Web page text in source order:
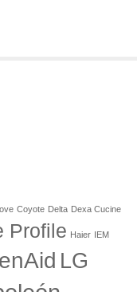
Coyote Delta Dexa Cucine
Profile Haier IEM
LG